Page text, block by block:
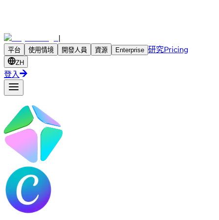
|
平台 使用情境 開發人員 資源 Enterprise 研究Pricing
ZH
登入